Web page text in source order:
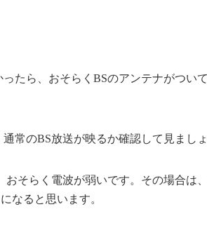
たら、おそらくBSのアンテナがつい
常のBS放送が映るか確認して見ましょ
そらく電波が弱いです。その場合は
なると思います。